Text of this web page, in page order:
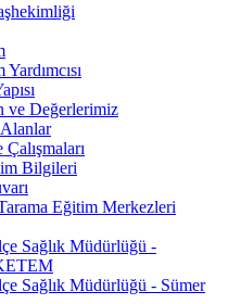
ve Değerlerimiz
Bilgileri
Eğitim Merkezleri
Sağlık Müdürlüğü -
Sağlık Müdürlüğü - Sümer